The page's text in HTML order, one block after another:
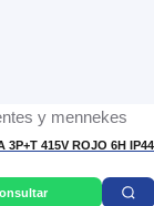
y mennekes
3P+T 415V ROJO 6H IP44